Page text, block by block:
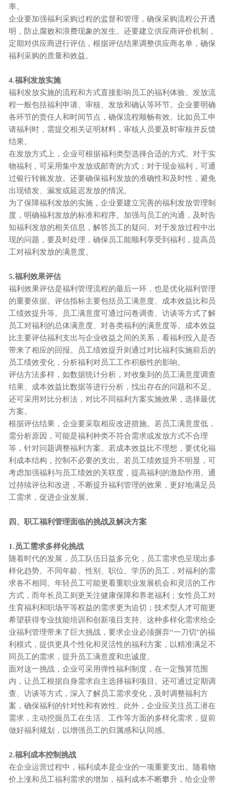
率。
企业要加强福利采购过程的监督和管理，确保采购流程公开透
明，防止腐败和浪费现象的发生。还要建立供应商评价机制，
定期对供应商进行评估，根据评估结果调整供应商名单，确保
福利采购的质量和效益。
4.福利发放实施
福利发放实施的流程和方式直接影响员工的福利体验。发放流
程一般包括福利申请、审核、发放和确认等环节。企业要明确
各环节的责任人和时间节点，确保流程顺畅有效。比如员工申
请福利时，需提交相关证明材料，审核人员要及时审核并反馈
结果。
在发放方式上，企业可根据福利类型选择合适的方式。对于实
物福利，可采用集中发放或邮寄的方式；对于现金福利，可通
过银行转账发放。还要确保福利发放的准确性和及时性，避免
出现错发、漏发或延迟发放的情况。
为了保障福利发放的实施，企业要建立完善的福利发放管理制
度，明确福利发放的标准和程序。加强与员工的沟通，及时告
知福利发放的相关信息，解答员工的疑问。对于发放过程中出
现的问题，要及时处理，确保员工能顺利享受到福利，提高员
工对福利发放的满意度。
5.福利效果评估
福利效果评估是福利管理流程的最后一环，也是优化福利管理
的重要依据。评估指标主要包括员工满意度、成本效益比和员
工绩效提升等。员工满意度可通过问卷调查、访谈等方式了解
员工对福利的总体满意度、对各类福利的满意度等。成本效益
比主要评估福利支出与企业收益之间的关系，看福利投入是否
带来了相应的回报。员工绩效提升则通过对比福利实施前后的
员工绩效变化，分析福利对员工工作积极性的影响。
评估方法多样，如数据统计分析，对收集到的员工满意度调查
结果、成本效益比数据等进行分析，找出存在的问题和不足。
还可采用对比分析法，对比不同福利方案实施效果，选择最优
方案。
根据评估结果，企业要采取相应改进措施。若员工满意度低，
需分析原因，可能是福利种类不符合需求或发放方式不合理
等，针对问题调整福利方案。若成本效益比不理想，要优化福
利成本结构，控制不必要的支出。若员工绩效提升不明显，可
考虑加强福利与员工绩效的关联度，提高福利的激励作用。通
过持续评估和改进，不断提升福利管理的效果，更好地满足员
工需求，促进企业发展。
四、职工福利管理面临的挑战及解决方案
1.员工需求多样化挑战
随着时代的发展，员工队伍日益多元化，员工需求也呈现出多
样化趋势。不同年龄、性别、职位、学历的员工，对福利的需
求各不相同。年轻员工可能更看重职业发展机会和灵活的工作
方式，而年长员工则更关注健康保障和养老福利；女性员工对
生育福利和职场平等权益的需求更为迫切；技术型人才可能更
希望获得专业技能培训和创新项目支持。这种多样化需求给企
业福利管理带来了巨大挑战，要求企业必须摒弃“一刀切”的福
利模式，提供更具个性化和灵活性的福利方案，以精准满足不
同员工的需求，提升员工满意度和忠诚度。
面对这一挑战，企业可采用弹性福利制度，在一定预算范围
内，让员工根据自身需求自主选择福利项目。还可通过定期调
查、访谈等方式，深入了解员工需求变化，及时调整福利方
案，确保福利的针对性和有效性。此外，企业应关注员工潜在
需求，主动挖掘员工在生活、工作等方面的多样化需求，提前
做好福利规划，以增强员工的归属感和认同感。
2.福利成本控制挑战
在企业运营过程中，福利成本是企业的一项重要支出。随着物
价上涨和员工福利需求的增加，福利成本不断攀升，给企业带